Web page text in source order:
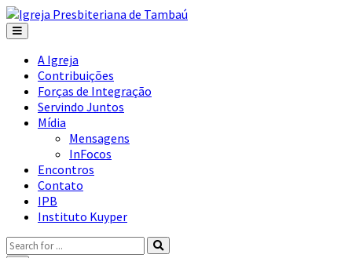
A Igreja
Contribuições
Forças de Integração
Servindo Juntos
Mídia
Mensagens
InFocos
Encontros
Contato
IPB
Instituto Kuyper